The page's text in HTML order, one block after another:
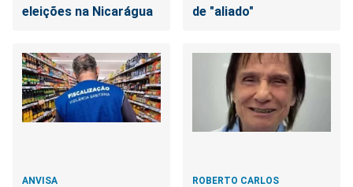
eleições na Nicarágua
de "aliado"
ANVISA ROBERTO CARLOS